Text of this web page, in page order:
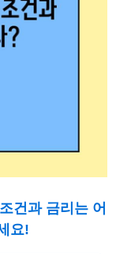
건과 금리는 어
요!